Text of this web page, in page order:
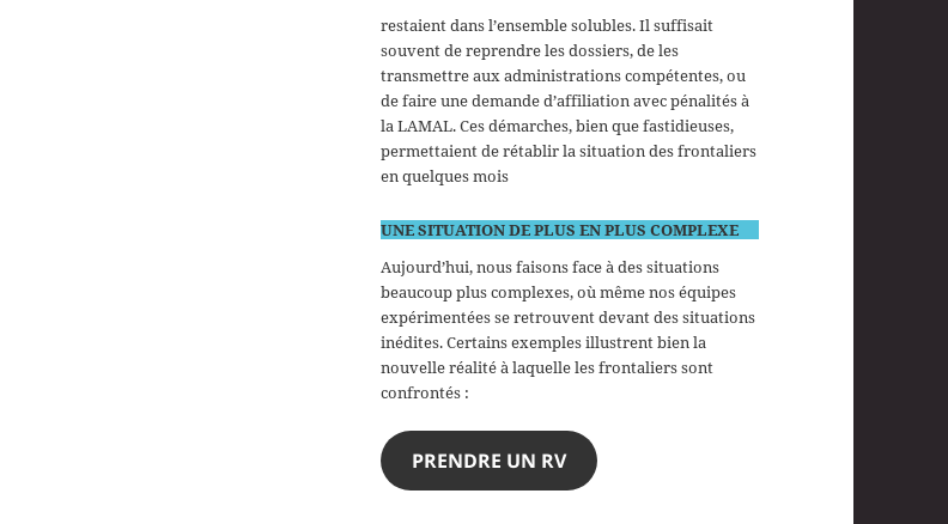
restaient dans l’ensemble solubles. Il suffisait
souvent de reprendre les dossiers, de les
transmettre aux administrations compétentes, ou
de faire une demande d’affiliation avec pénalités à
la LAMAL. Ces démarches, bien que fastidieuses,
permettaient de rétablir la situation des frontaliers
en quelques mois
UNE SITUATION DE PLUS EN PLUS COMPLEXE
Aujourd’hui, nous faisons face à des situations
beaucoup plus complexes, où même nos équipes
expérimentées se retrouvent devant des situations
inédites. Certains exemples illustrent bien la
nouvelle réalité à laquelle les frontaliers sont
confrontés :
PRENDRE UN RV